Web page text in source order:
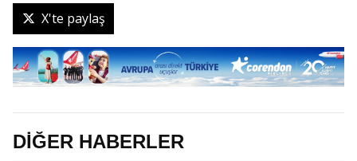
X'te paylaş
DİĞER HABERLER